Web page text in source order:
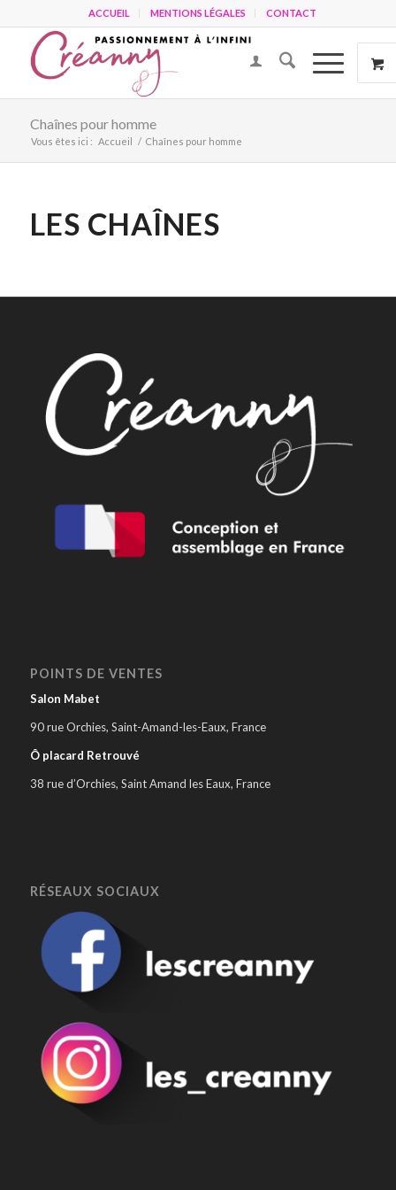
ACCUEIL MENTIONS LÉGALES CONTACT
Chaînes pour homme
Vous êtes ici : Accueil / Chaînes pour homme
LES CHAÎNES
POINTS DE VENTES
Salon Mabet
90 rue Orchies, Saint-Amand-les-Eaux, France
Ô placard Retrouvé
38 rue d’Orchies, Saint Amand les Eaux, France
RÉSEAUX SOCIAUX